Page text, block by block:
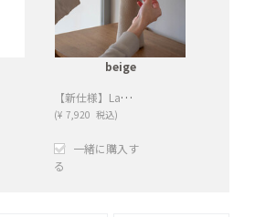
beige
【新仕様】Lapel （ラペル）フラワーベース S beige（2クリップ）
(¥ 7,920 税込)
一緒に購入す
る